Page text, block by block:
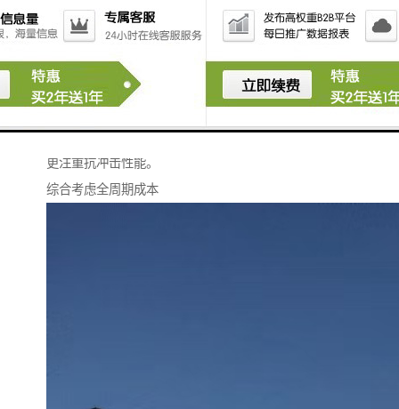
在选择隔断围墙前，应详细分析厂房内部环境：包括温
生源分布、消防安全要求等。
不同生产环境对围墙材料有不同要求，例如食品加工车
间可能需要易清洁、防霉变的材料，而机械加工区域则
更注重抗冲击性能。
综合考虑全周期成本